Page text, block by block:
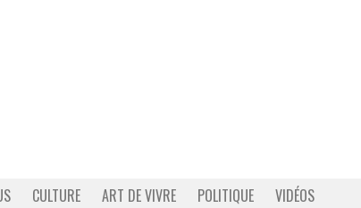
CULTURE ART DE VIVRE POLITIQUE VIDÉOS